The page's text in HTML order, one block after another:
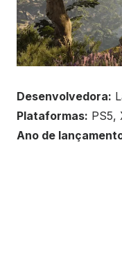
Desenvolvedora:
Plataformas: PS5,
Ano de